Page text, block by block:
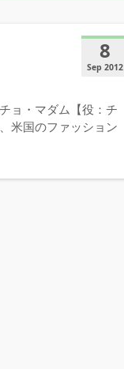
8
Sep 2012
ョ・マダム【役：チ
米国のファッション